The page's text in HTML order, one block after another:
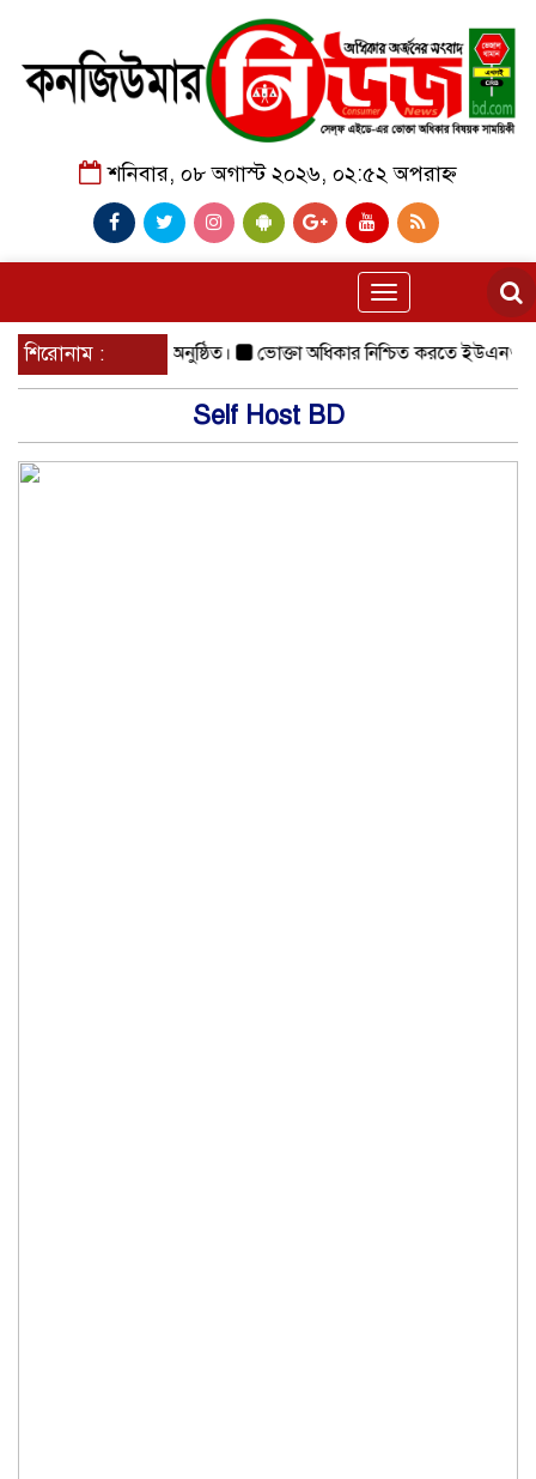
শনিবার, ০৮ অগাস্ট ২০২৬, ০২:৫২ অপরাহ্ন
Toggle
navigation
শিরোনাম :সফলভাবে অনুষ্ঠিত। ভোক্তা অধিকার নিশ্চিত করতে
Self Host BD